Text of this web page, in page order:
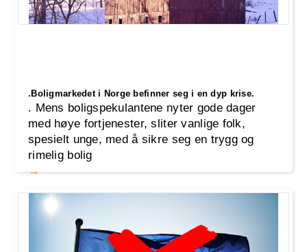
.Boligmarkedet i Norge befinner seg i en dyp krise.
. Mens boligspekulantene nyter gode dager
med høye fortjenester, sliter vanlige folk,
spesielt unge, med å sikre seg en trygg og
rimelig bolig